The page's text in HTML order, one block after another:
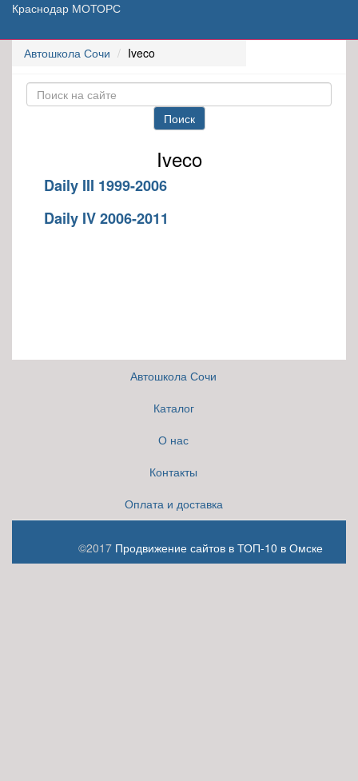
Краснодар МОТОРС
Автошкола Сочи Iveco
Поиск
Iveco
Daily III 1999-2006
Daily IV 2006-2011
Автошкола Сочи
Каталог
О нас
Контакты
Оплата и доставка
©2017 Продвижение сайтов в ТОП-10 в Омске